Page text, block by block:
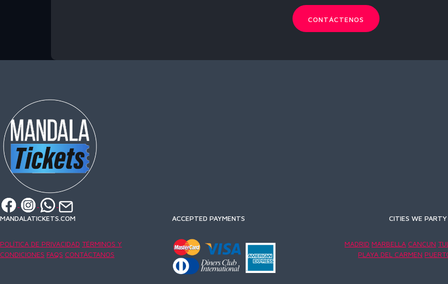
CONTÁCTENOS
MANDALATICKETS.COM
POLÍTICA DE PRIVACIDAD TÉRMINOS Y
CONDICIONES FAQS CONTÁCTANOS
ACCEPTED PAYMENTS CITIES WE PARTY
MADRID MARBELLA CANCUN
PLAYA DEL CARMEN